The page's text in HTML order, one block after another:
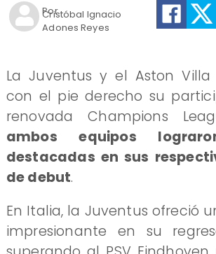
Cristóbal Ignacio
Adones Reyes
Por
La Juventus y el Aston Villa
con el pie derecho su
renovada Champions
ambos equipos
destacadas en sus
de debut.
En Italia, la Juventus ofreció
impresionante en su